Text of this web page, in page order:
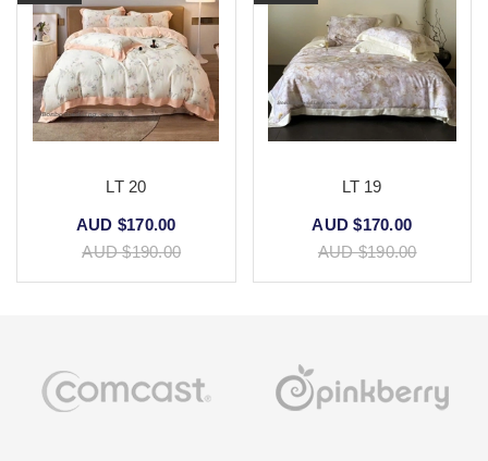
LT 20
AUD $170.00
AUD $190.00
LT 19
AUD $170.00
AUD $190.00